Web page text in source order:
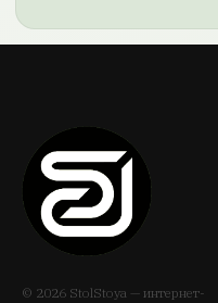
Карты
Яндекс Карты не
ключ и
© 2026 StolStoya — интернет-